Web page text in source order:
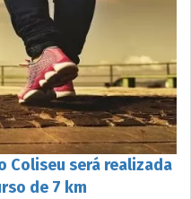
Coliseu será realizada
de 7 km